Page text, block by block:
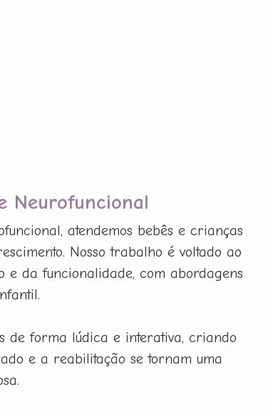
Neurofuncional
atendemos bebês e crianças
Nosso trabalho é voltado ao
e da funcionalidade, com abordagens
de forma lúdica e interativa, criando
e a reabilitação se tornam uma